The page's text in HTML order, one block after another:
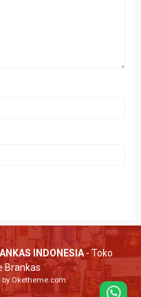
INDONESIA- Toko
Brankas
Oketheme.com